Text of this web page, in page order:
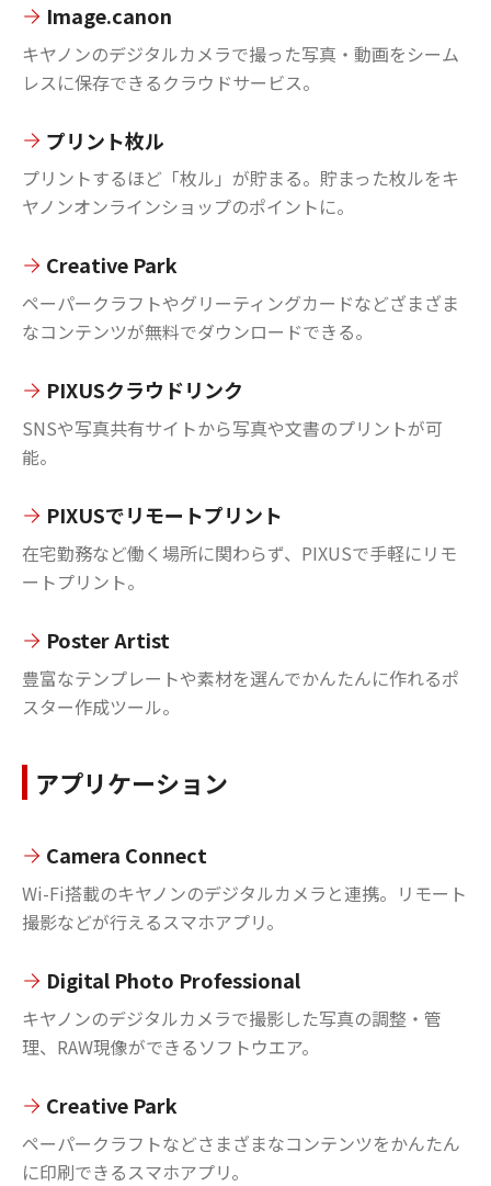
Image.canon
キヤノンのデジタルカメラで撮った写真・動画をシーム
レスに保存できるクラウドサービス。
プリント枚ル
プリントするほど「枚ル」が貯まる。貯まった枚ルをキ
ヤノンオンラインショップのポイントに。
Creative Park
ペーパークラフトやグリーティングカードなどざまざま
なコンテンツが無料でダウンロードできる。
PIXUSクラウドリンク
SNSや写真共有サイトから写真や文書のプリントが可
能。
PIXUSでリモートプリント
在宅勤務など働く場所に関わらず、PIXUSで手軽にリモ
ートプリント。
Poster Artist
豊富なテンプレートや素材を選んでかんたんに作れるポ
スター作成ツール。
アプリケーション
Camera Connect
Wi-Fi搭載のキヤノンのデジタルカメラと連携。リモート
撮影などが行えるスマホアプリ。
Digital Photo Professional
キヤノンのデジタルカメラで撮影した写真の調整・管
理、RAW現像ができるソフトウエア。
Creative Park
ペーパークラフトなどさまざまなコンテンツをかんたん
に印刷できるスマホアプリ。